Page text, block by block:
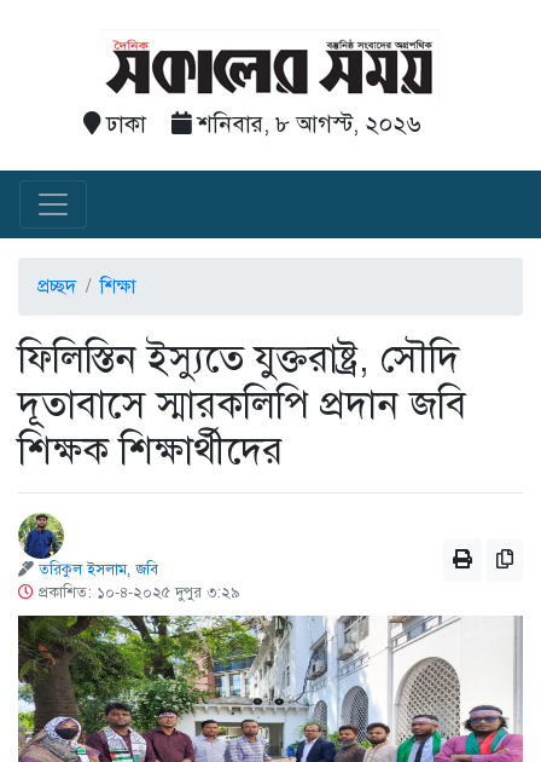
ঢাকা শনিবার, ৮ আগস্ট, ২০২৬
প্রচ্ছদ শিক্ষা
ফিলিস্তিন ইস্যুতে যুক্তরাষ্ট্র, সৌদি
দূতাবাসে স্মারকলিপি প্রদান জবি
শিক্ষক শিক্ষার্থীদের
তরিকুল ইসলাম, জবি
প্রকাশিত: ১০-৪-২০২৫ দুপুর ৩:২৯